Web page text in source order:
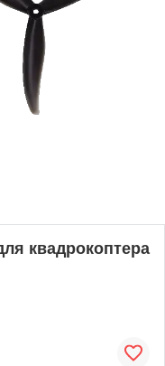
квадрокоптера